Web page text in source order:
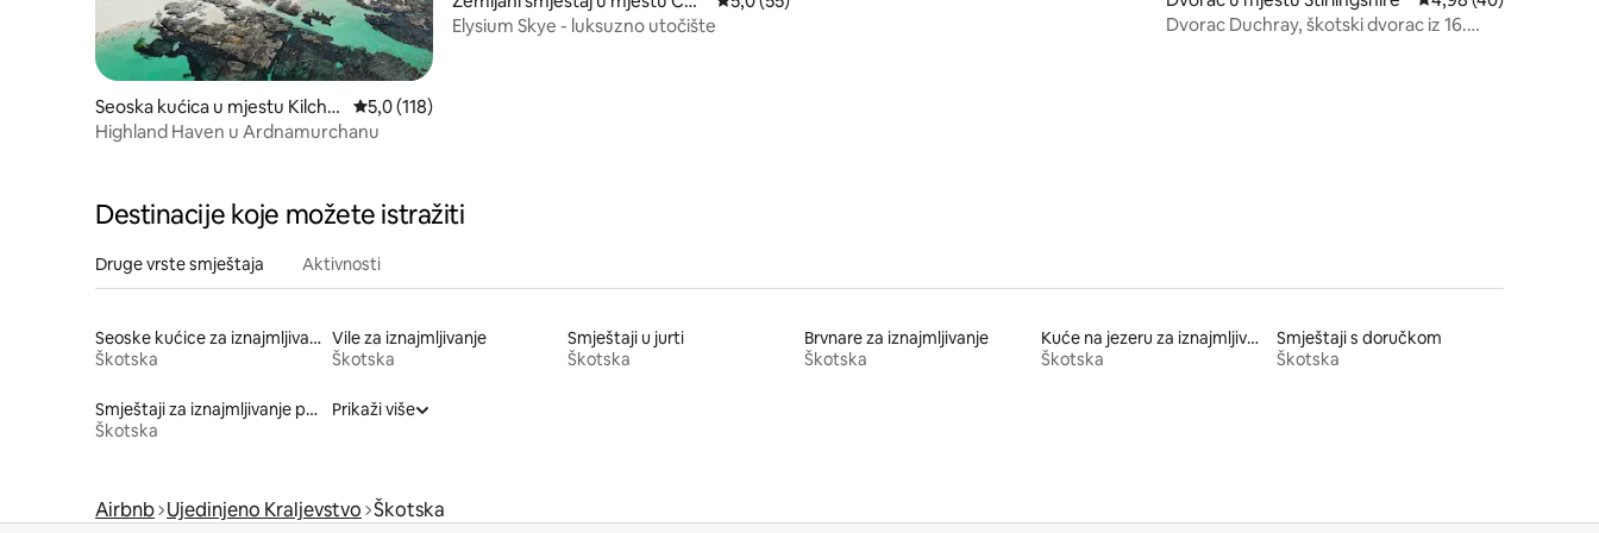
Seoska kućica u mjestu Kilcho
an
Prosječna ocjena: 5,0 od 5, recenzija: 118
5,0 (118)
Highland Haven u Ardnamurchanu
nacnoc
Elysium Skye - luksuzno utočište
Dvorac Duchray, škotski dvorac iz 16.
Destinacije koje možete istražiti
Druge vrste smještaja Aktivnosti
Seoske kućice za iznajmljivanje
Škotska
Vile za iznajmljivanje
Škotska
Smještaji u jurti
Škotska
Brvnare za iznajmljivanje
Škotska
Kuće na jezeru za iznajmljivanje
Škotska
Smještaji s doručkom
Škotska
Smještaji za iznajmljivanje prikladni za kućne ljubimce
Škotska
Prikaži više
Airbnb Ujedinjeno Kraljevstvo Škotska